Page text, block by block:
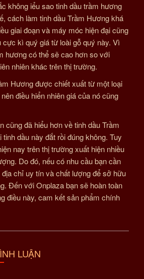
không iểu sao tinh dầu trầm hương
cách làm tinh dầu Trầm Hương khá
giai đoạn và máy móc hiện đại cũng
cực kì quý giá từ loài gỗ quý này. Vì
hương có thể sẽ cao hơn so với
nhiên khác trên thị trường.
Hương được chiết xuất từ một loại
điều hiển nhiên giá của nó cũng
cũng đã hiểu hơn về tinh dầu Trầm
dầu này đắt rồi đúng không. Tuy
nay trên thị trường xuất hiện nhiều
Do đó, nếu có nhu cầu bạn cần
chỉ uy tín và chất lượng để sở hữu
Đến với Onplaza bạn sẽ hoàn toàn
điều này, cam kết sản phẩm chính
LUẬN